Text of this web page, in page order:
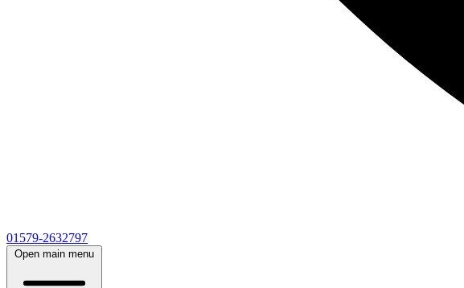
01579-2632797
Open main menu